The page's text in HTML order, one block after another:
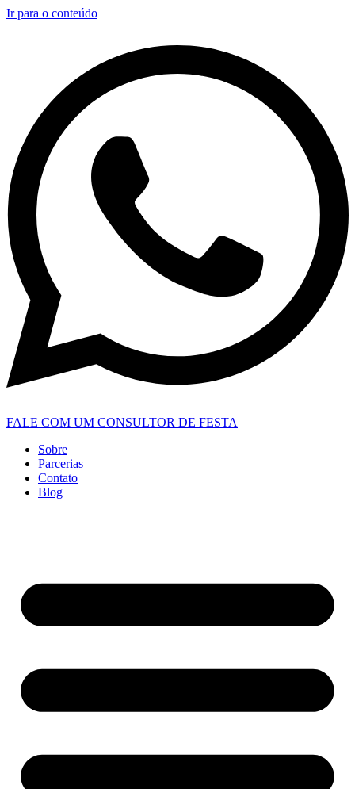
Ir para o conteúdo
FALE COM UM CONSULTOR DE FESTA
Sobre
Parcerias
Contato
Blog